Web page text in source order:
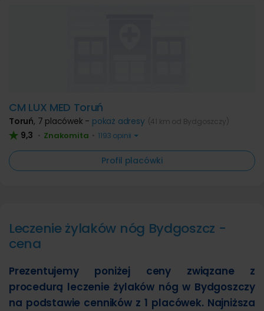
CM LUX MED Toruń
Toruń, 7 placówek - pokaż adresy (41 km od Bydgoszczy)
9,3 • Znakomita • 1193 opinii
Profil placówki
Leczenie żylaków nóg Bydgoszcz -
cena
Prezentujemy poniżej ceny związane z
procedurą leczenie żylaków nóg w Bydgoszczy
na podstawie cenników z 1 placówek. Najniższa